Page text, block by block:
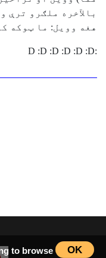
بالآخره ملګرو ترې
هغه وویل: ما ټوکه
:D :D :D :D :D :D
OK
to browse